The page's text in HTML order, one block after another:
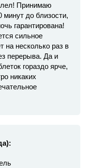
Принимаю
минут до близости,
гарантирована!
сильное
на несколько раз в
перерыва. Да и
гораздо ярче,
никаких